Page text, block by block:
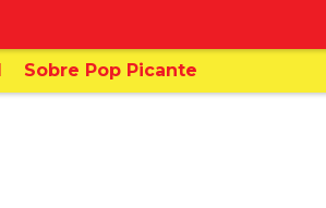
Sobre Pop Picante